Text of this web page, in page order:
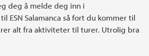
deg å melde deg inn i
ESN Salamanca så fort du kommer til
alt fra aktiviteter til turer. Utrolig bra